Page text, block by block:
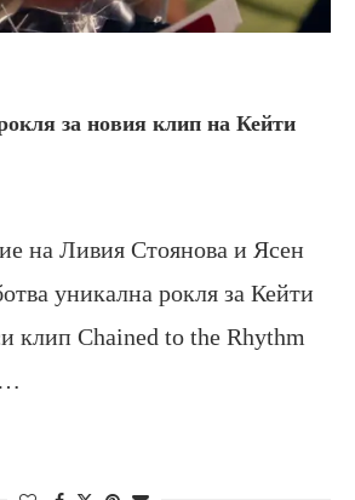
за новия клип на Кейти
на Ливия Стоянова и Ясен
уникална рокля за Кейти
клип Chained to the Rhythm
…